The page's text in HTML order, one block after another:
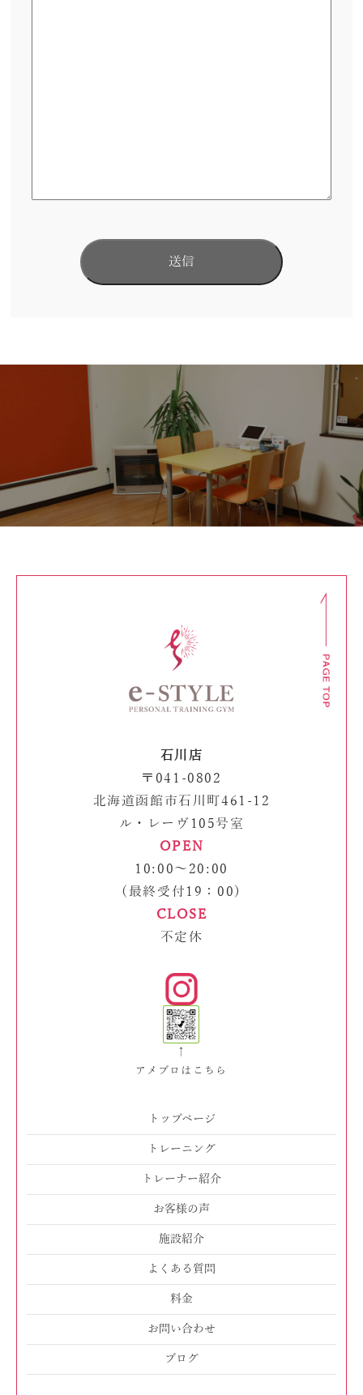
石川店
〒041-0802
北海道函館市石川町461-12
ル・レーヴ105号室
OPEN
10:00～20:00
(最終受付19：00)
CLOSE
不定休
↑
アメブロはこちら
トップページ
トレーニング
トレーナー紹介
お客様の声
施設紹介
よくある質問
料金
お問い合わせ
ブログ